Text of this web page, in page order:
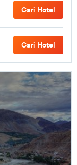
Cari Hotel
Cari Hotel